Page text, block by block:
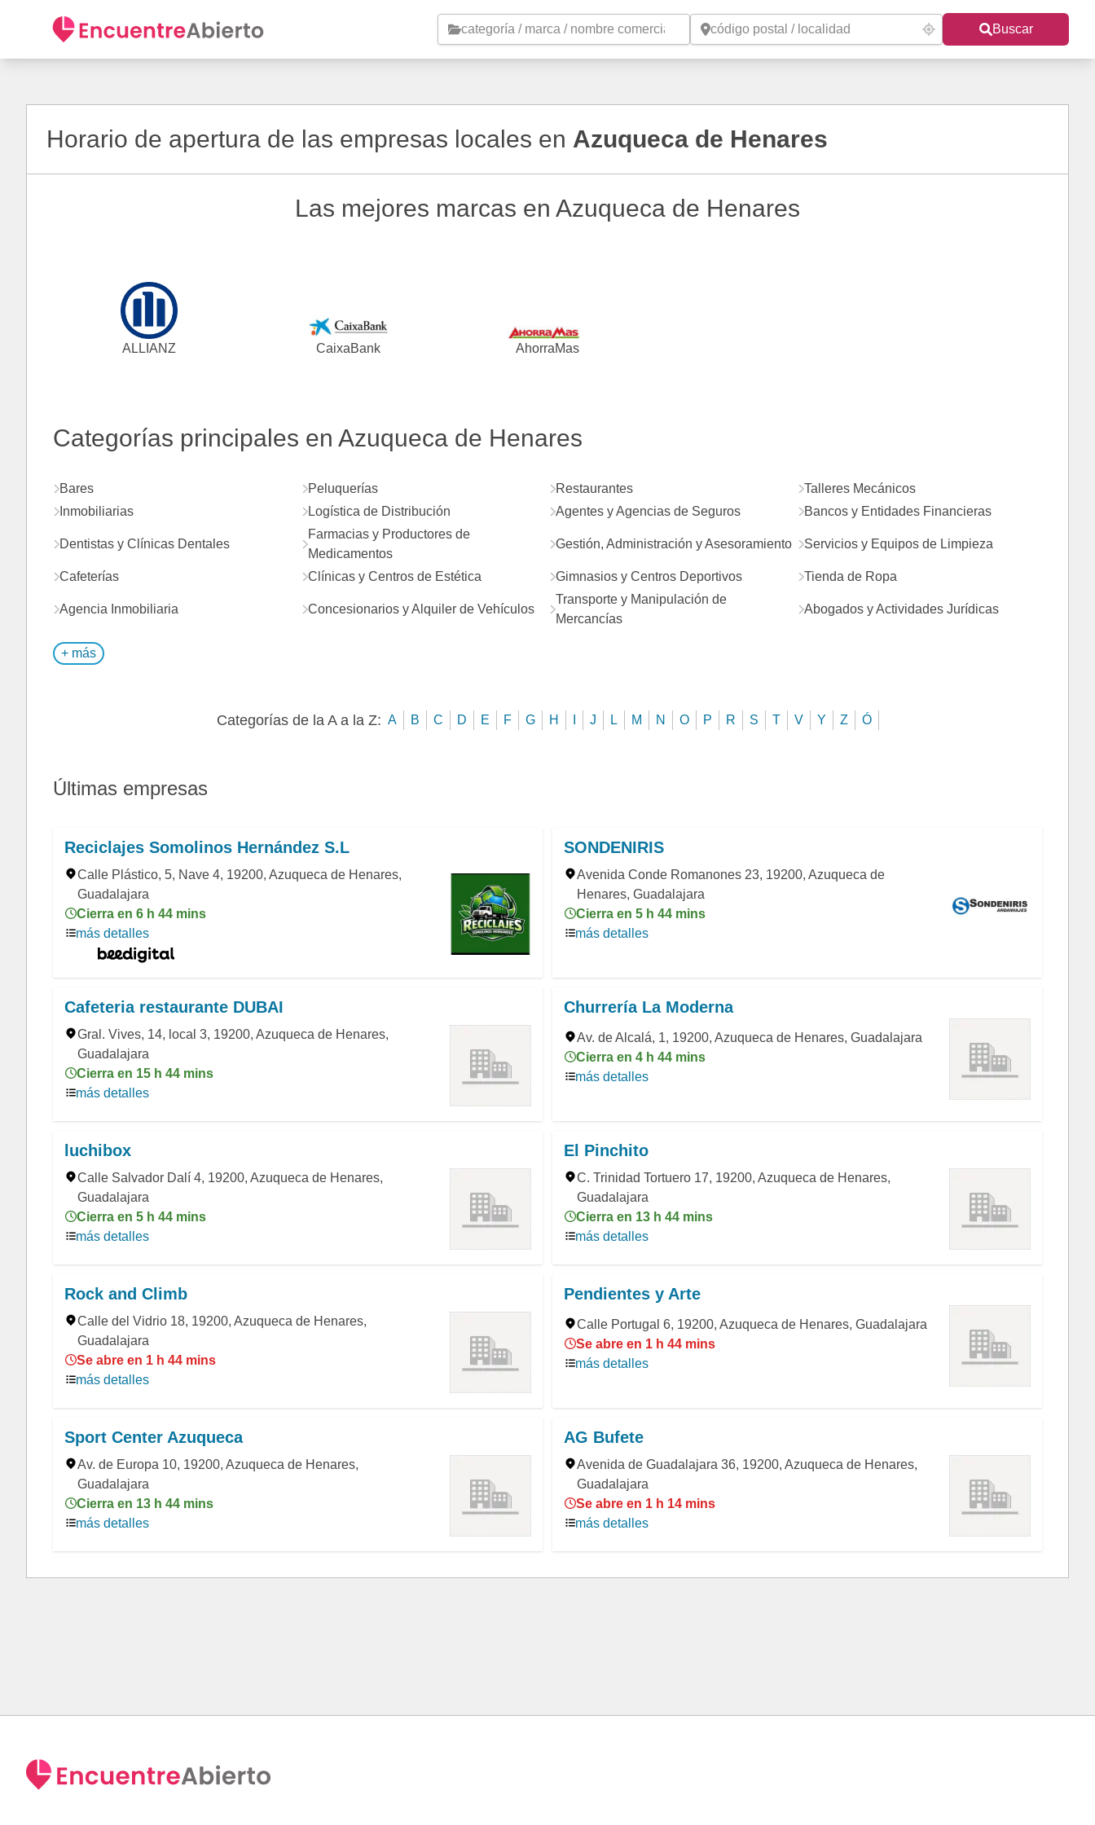
Buscar
Horario de apertura de las empresas locales en Azuqueca de Henares
Las mejores marcas en Azuqueca de Henares
ALLIANZ CaixaBank AhorraMas
Categorías principales en Azuqueca de Henares
Bares Peluquerías Restaurantes
Talleres Mecánicos
Inmobiliarias
Logística de Distribución Agentes y Agencias de Seguros Bancos y Entidades Financieras
Dentistas y Clínicas Dentales
Farmacias y Productores de
Medicamentos
Gestión, Administración y Asesoramiento Servicios y Equipos de Limpieza
Cafeterías Clínicas y Centros de Estética Gimnasios y Centros Deportivos Tienda de Ropa
Agencia Inmobiliaria Concesionarios y Alquiler de Vehículos
Transporte y Manipulación de
Mercancías
Abogados y Actividades Jurídicas
+ más
Categorías de la A a la Z: A B C D E F G H J L M N O P R S T V Y Z Ó
Últimas empresas
Reciclajes Somolinos Hernández S.L
Calle Plástico, 5, Nave 4, 19200, Azuqueca de Henares,
Guadalajara
Cierra en 6 h 44 mins
más detalles
SONDENIRIS
Avenida Conde Romanones 23, 19200, Azuqueca de
Henares, Guadalajara
Cierra en 5 h 44 mins
más detalles
Cafeteria restaurante DUBAI
Gral. Vives, 14, local 3, 19200, Azuqueca de Henares,
Guadalajara
Cierra en 15 h 44 mins
más detalles
Churrería La Moderna
Av. de Alcalá, 1, 19200, Azuqueca de Henares, Guadalajara
Cierra en 4 h 44 mins
más detalles
luchibox
Calle Salvador Dalí 4, 19200, Azuqueca de Henares,
Guadalajara
Cierra en 5 h 44 mins
más detalles
El Pinchito
C. Trinidad Tortuero 17, 19200, Azuqueca de Henares,
Guadalajara
Cierra en 13 h 44 mins
más detalles
Rock and Climb
Calle del Vidrio 18, 19200, Azuqueca de Henares,
Guadalajara
Se abre en 1 h 44 mins
más detalles
Pendientes y Arte
Calle Portugal 6, 19200, Azuqueca de Henares, Guadalajara
Se abre en 1 h 44 mins
más detalles
Sport Center Azuqueca
Av. de Europa 10, 19200, Azuqueca de Henares,
Guadalajara
Cierra en 13 h 44 mins
más detalles
AG Bufete
Avenida de Guadalajara 36, 19200, Azuqueca de Henares,
Guadalajara
Se abre en 1 h 14 mins
más detalles